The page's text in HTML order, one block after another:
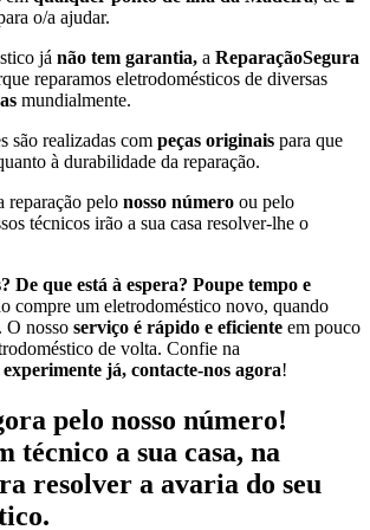
o/a ajudar.
já não tem garantia, a ReparaçãoSegura
reparamos eletrodomésticos de diversas
mundialmente.
são realizadas com peças originais para que
à durabilidade da reparação.
reparação pelo nosso número ou pelo
técnicos irão a sua casa resolver-lhe o
De que está à espera? Poupe tempo e
compre um eletrodoméstico novo, quando
O nosso serviço é rápido e eficiente em pouco
de volta. Confie na
experimente já, contacte-nos agora!
pelo nosso número!
técnico a sua casa, na
resolver a avaria do seu